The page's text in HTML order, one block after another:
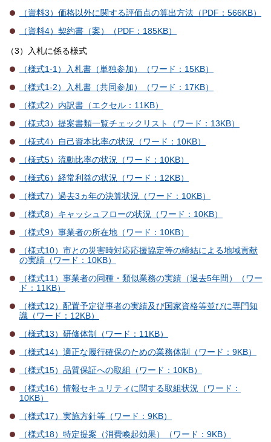
（資料3）価格以外に関する評価点の算出方法（PDF：566KB）
（資料4）契約書（案）（PDF：185KB）
（3）入札に係る様式
（様式1-1）入札書（単独参加）（ワード：15KB）
（様式1-2）入札書（共同参加）（ワード：17KB）
（様式2）内訳書（エクセル：11KB）
（様式3）提案書類一覧チェックリスト（ワード：13KB）
（様式4）自己資本比率の状況（ワード：10KB）
（様式5）流動比率の状況（ワード：10KB）
（様式6）経常利益の状況（ワード：12KB）
（様式7）過去3ヵ年の決算状況（ワード：10KB）
（様式8）キャッシュフローの状況（ワード：10KB）
（様式9）事業者の所在地（ワード：10KB）
（様式10）市との災害時対応応援協定等の締結による地域貢献
の実績（ワード：10KB）
（様式11）事業者の同種・類似業務の実績（過去5年間）（ワー
ド：11KB）
（様式12）配置予定従事者の実績及び国家資格等並びに専門知
識（ワード：12KB）
（様式13）研修体制（ワード：11KB）
（様式14）適正な履行確保のための業務体制（ワード：9KB）
（様式15）品質保証への取組（ワード：10KB）
（様式16）情報セキュリティに関する取組状況（ワード：
10KB）
（様式17）実施方針等（ワード：9KB）
（様式18）特定提案（消費喚起効果）（ワード：9KB）